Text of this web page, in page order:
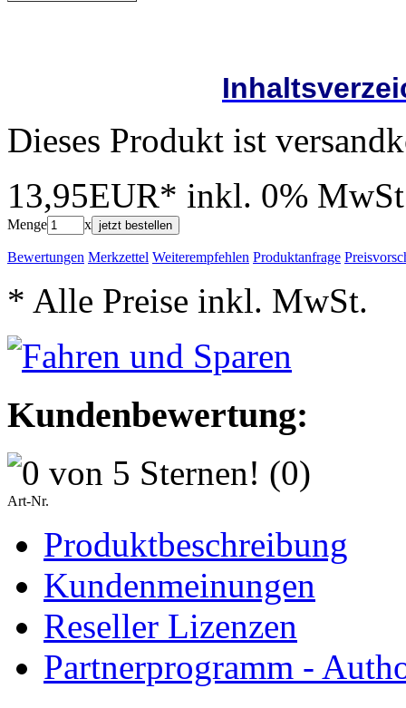
Dieses Produkt ist
13,95EUR* inkl. 0%
Menge x jetzt bestellen
Bewertungen Merkzettel Weiterempfehlen Produktanfrage
* Alle Preise inkl. MwSt.
Kundenbewertung:
(0)
Art-Nr.
Produktbeschreibung
Kundenmeinungen
Reseller Lizenzen
Partnerprogramm -